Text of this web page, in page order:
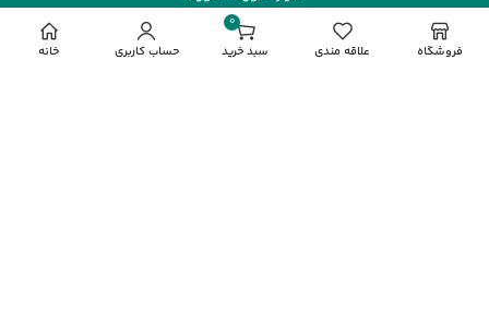
تخصصی در صنعت فناوری اطلاعات، یکی از نام‌های شناخته‌شده
و معتبر در بازار دیجیتال ایران به شمار می‌رود. این شرکت با
فروشگاه علاقه مندی
0
مورد
سبد خرید حساب کاربری خانه